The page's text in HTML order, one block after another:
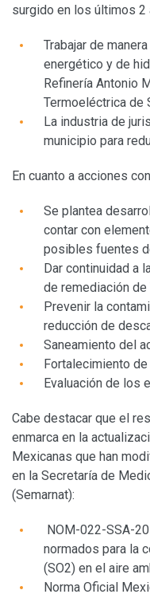
surgido en los últimos 2
Trabajar de
energético y de
Refinería Antonio
Termoeléctrica de
La industria de
municipio para
En cuanto a acciones
Se plantea
contar con
posibles fuentes
Dar continuidad a
de remediación de
Prevenir la
reducción de
Saneamiento del
Fortalecimiento
Evaluación de los
Cabe destacar que el
enmarca en la
Mexicanas que han
en la Secretaría de
(Semarnat):
NOM-022-SSA-
normados para la
(SO2) en el aire
Norma Oficial